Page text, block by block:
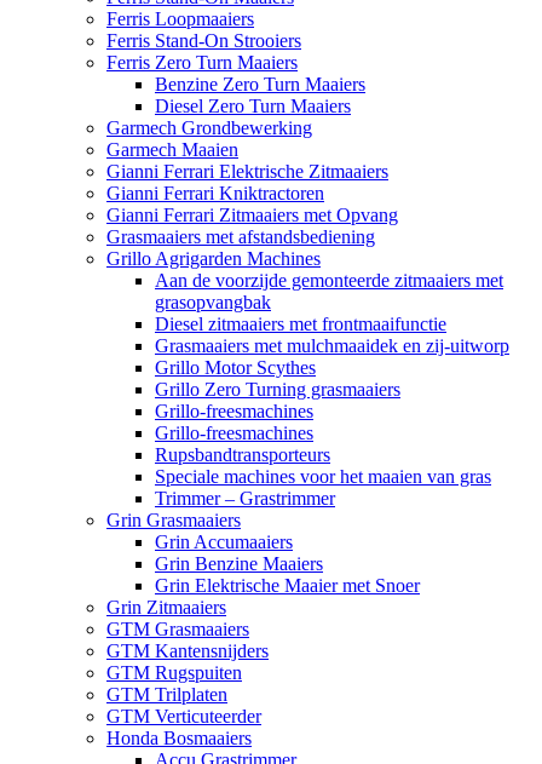
Ferris Loopmaaiers
Ferris Stand-On Strooiers
Ferris Zero Turn Maaiers
Benzine Zero Turn Maaiers
Diesel Zero Turn Maaiers
Garmech Grondbewerking
Garmech Maaien
Gianni Ferrari Elektrische Zitmaaiers
Gianni Ferrari Kniktractoren
Gianni Ferrari Zitmaaiers met Opvang
Grasmaaiers met afstandsbediening
Grillo Agrigarden Machines
Aan de voorzijde gemonteerde zitmaaiers met
grasopvangbak
Diesel zitmaaiers met frontmaaifunctie
Grasmaaiers met mulchmaaidek en zij-uitworp
Grillo Motor Scythes
Grillo Zero Turning grasmaaiers
Grillo-freesmachines
Grillo-freesmachines
Rupsbandtransporteurs
Speciale machines voor het maaien van gras
Trimmer – Grastrimmer
Grin Grasmaaiers
Grin Accumaaiers
Grin Benzine Maaiers
Grin Elektrische Maaier met Snoer
Grin Zitmaaiers
GTM Grasmaaiers
GTM Kantensnijders
GTM Rugspuiten
GTM Trilplaten
GTM Verticuteerder
Honda Bosmaaiers
Accu Grastrimmer